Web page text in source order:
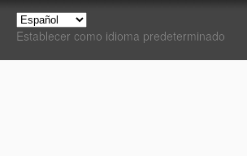
Establecer como idioma predeterminado